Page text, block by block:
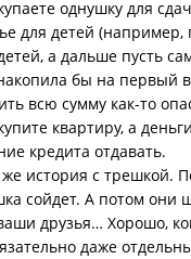
однушку для
для детей (например,
а дальше пусть
бы на первый
всю сумму как-то
квартиру, а
кредита отдавать.
история с трешкой.
сойдет. А потом они
друзья… Хорошо,
даже